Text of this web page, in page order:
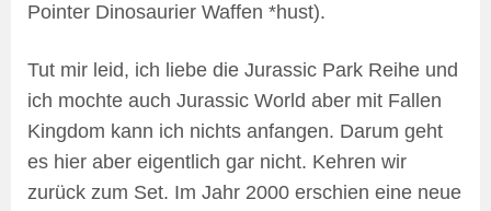
Pointer Dinosaurier Waffen *hust).
Tut mir leid, ich liebe die Jurassic Park Reihe und
ich mochte auch Jurassic World aber mit Fallen
Kingdom kann ich nichts anfangen. Darum geht
es hier aber eigentlich gar nicht. Kehren wir
zurück zum Set. Im Jahr 2000 erschien eine neue